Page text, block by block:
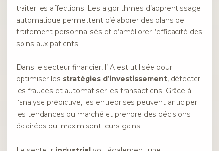
traiter les affections. Les algorithmes d’apprentissage
automatique permettent d’élaborer des plans de
traitement personnalisés et d’améliorer l’efficacité des
soins aux patients.
Dans le secteur financier, l’IA est utilisée pour
optimiser les stratégies d’investissement, détecter
les fraudes et automatiser les transactions. Grâce à
l’analyse prédictive, les entreprises peuvent anticiper
les tendances du marché et prendre des décisions
éclairées qui maximisent leurs gains.